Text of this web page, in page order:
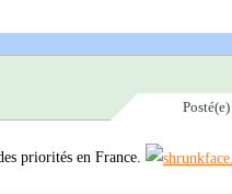
Posté(e)
priorités en France.